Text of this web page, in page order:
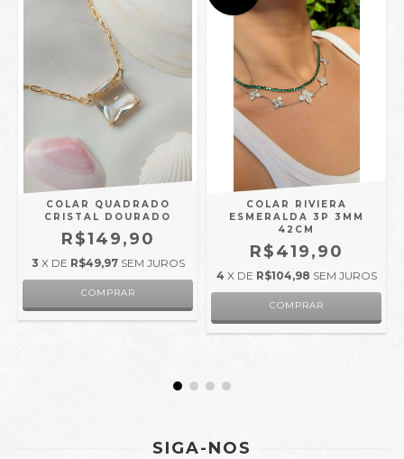
COLAR QUADRADO
CRISTAL DOURADO
R$149,90
3 X DE R$49,97 SEM JUROS
COLAR RIVIERA
ESMERALDA 3P 3MM
42CM
R$419,90
4 X DE R$104,98 SEM JUROS
SIGA-NOS